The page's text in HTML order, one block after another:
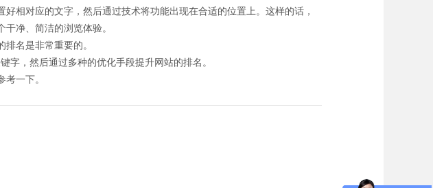
对应的文字，然后通过技术将功能出现在合适的位置上。这样的话，
净、简洁的浏览体验。
名是非常重要的。
，然后通过多种的优化手段提升网站的排名。
一下。